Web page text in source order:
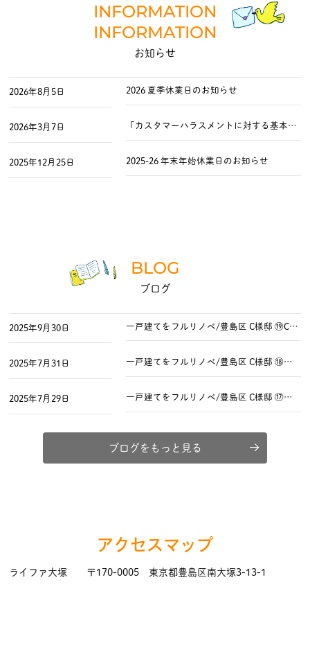
INFORMATION
INFORMATION
お知らせ
2026 夏季休業日のお知らせ
2026年8月5日
「カスタマーハラスメントに対する基本方針」制定のお知らせ
2026年3月7日
2025-26 年末年始休業日のお知らせ
2025年12月25日
BLOG
ブログ
一戸建てをフルリノベ/豊島区 C様邸 ⑲C様邸 完成！！
2025年9月30日
一戸建てをフルリノベ/豊島区 C様邸 ⑱クロス貼りほぼ終了・排水管の設置工事
2025年7月31日
一戸建てをフルリノベ/豊島区 C様邸 ⑰カウンター取付・外壁工事の様子
2025年7月29日
ブログをもっと見る
アクセスマップ
ライファ大塚 〒170-0005 東京都豊島区南大塚3-13-1